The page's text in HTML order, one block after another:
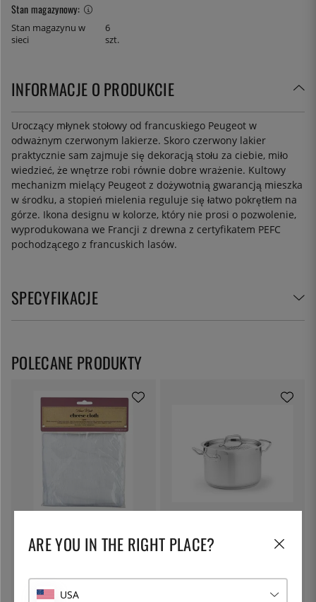
Stan magazynowy:
Stan magazynu w
sieci
6
szt.
INFORMACJE O PRODUKCIE
Uroczący młynek stołowy od francuskiego Peugeot w
odważnym czerwonym lakierze. Skoro czerwony lakier
praktycznie sam zajmuje się dekoracją stołu za ciebie, miło
wiedzieć, że wnętrze robi równie dobre wrażenie. Kultowy
mechanizm mielący Peugeot z dożywotnią gwarancją mieszka
w środku, a stopień mielenia reguluje się łatwo pokrętłem na
górze. Ikona designu w kolorze, który nie prosi o pozwolenie,
wyprodukowana we Francji z drewna z certyfikatem PEFC
pochodzącego z francuskich lasów.
SPECYFIKACJE
Płótno do sera, do odciskania -
Kitchen Craft
Garnek do makaronu z pokrywką
z blokadą, 5 l - Patina
POLECANE PRODUKTY
ARE YOU IN THE RIGHT PLACE?
USA